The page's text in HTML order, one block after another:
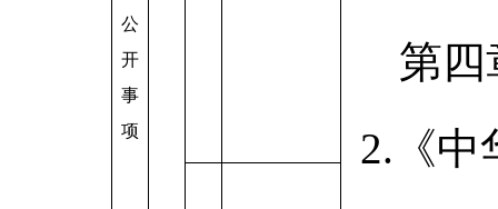
公
开
事
项
第四
2.《中